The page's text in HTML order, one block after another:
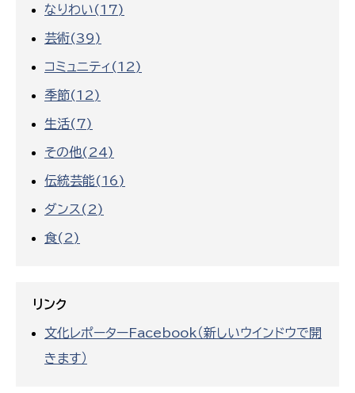
なりわい(17)
芸術(39)
コミュニティ(12)
季節(12)
生活(7)
その他(24)
伝統芸能(16)
ダンス(2)
食(2)
リンク
文化レポーターFacebook（新しいウインドウで開
きます）